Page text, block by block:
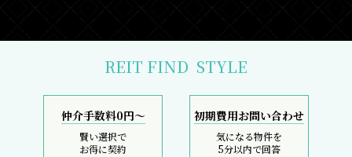
REIT FIND STYLE
仲介手数料0円～
賢い選択で
お得に契約
初期費用お問い合わせ
気になる物件を
5分以内で回答